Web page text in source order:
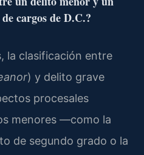
cargos de D.C.?
la clasificación entre
) y delito grave
procesales
menores —como la
de segundo grado o la